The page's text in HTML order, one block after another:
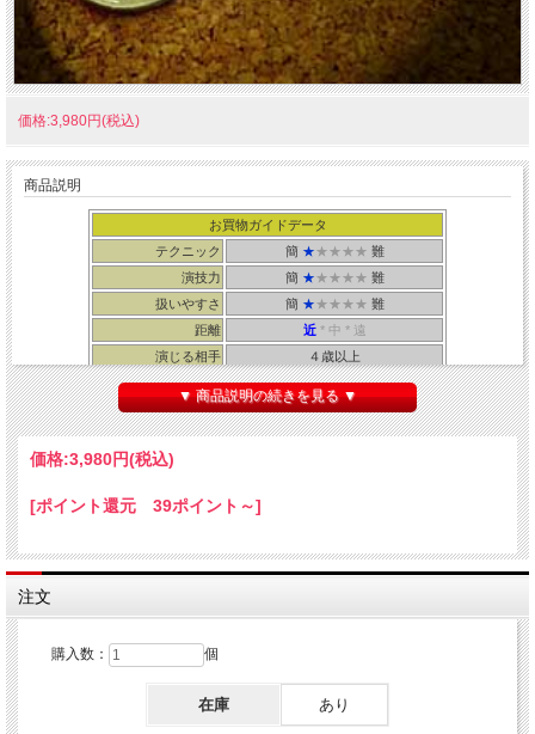
価格:3,980円(税込)
商品説明
お買物ガイドデータ
テクニック
簡 ★★★★★ 難
演技力
簡 ★★★★★ 難
扱いやすさ
簡 ★★★★★ 難
距離
近* 中 * 遠
演じる相手
４歳以上
所要時間
３０秒～１分
・製作：Ｔango ・解説書：まほうとまほう
▼ 商品説明の続きを見る ▼
価格:3,980円(税込)
[ポイント還元 39ポイント～]
注文
購入数： 個
在庫 あり